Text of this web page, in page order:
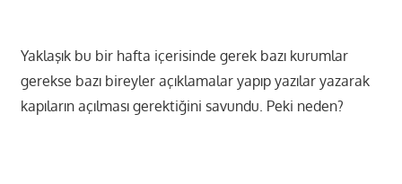
Yaklaşık bu bir hafta içerisinde gerek bazı kurumlar
gerekse bazı bireyler açıklamalar yapıp yazılar yazarak
kapıların açılması gerektiğini savundu. Peki neden?